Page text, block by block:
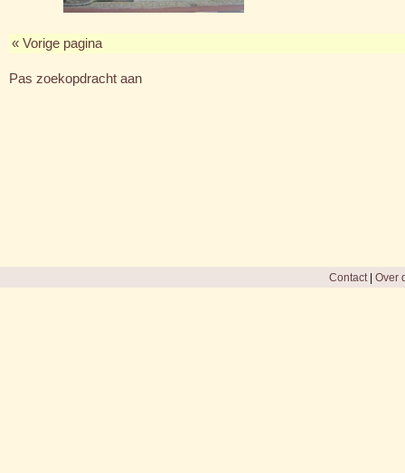
« Vorige pagina
Pas zoekopdracht aan
Contact| Over